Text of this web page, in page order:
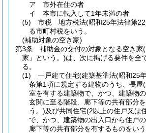
ア
市外在住の者
イ
本市に転入して1年未満の者
(5)
市税 地方税法(昭和25年法律第
る市町村税をいう。
(補助対象の空き家)
第3条
補助金の交付の対象となる空き家
家」という。)は、次に掲げる要件を全
る。
(1)
一戸建て住宅(建築基準法(昭和25
条第1項に規定する建物のうち、長屋
室を有する建築物で、かつ、建築物
玄関に至る階段、廊下等の共有部分
う。)及び共同住宅(2以上の住戸又は
で、かつ、建築物の出入口から住戸の
廊下等の共有部分を有するものをい